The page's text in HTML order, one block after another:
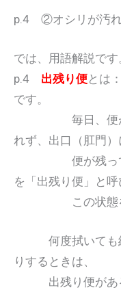
p.4 ②オシリが汚れ
では、用語解説です
p.4 出残り便とは
です。
毎日、便が出
れず、出口（肛門）
便が残ってい
を「出残り便」と呼
この状態を
何度拭いても紙
りするときは、
出残り便がある